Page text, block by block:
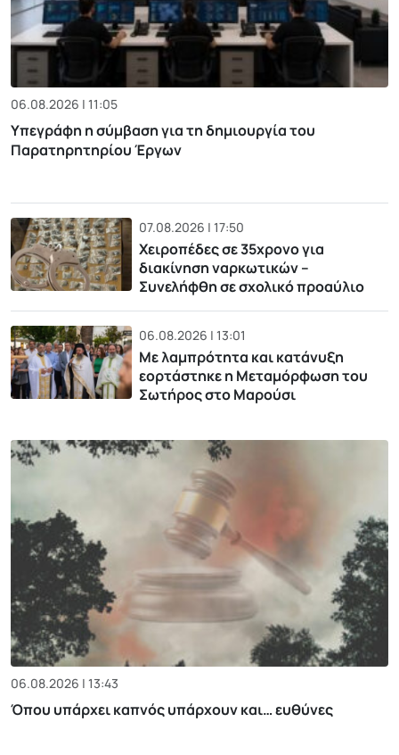
06.08.2026 | 11:05
Υπεγράφη η σύμβαση για τη δημιουργία του
Παρατηρητηρίου Έργων
07.08.2026 | 17:50
Χειροπέδες σε 35χρονο για
διακίνηση ναρκωτικών –
Συνελήφθη σε σχολικό προαύλιο
06.08.2026 | 13:01
Με λαμπρότητα και κατάνυξη
εορτάστηκε η Μεταμόρφωση του
Σωτήρος στο Μαρούσι
06.08.2026 | 13:43
Όπου υπάρχει καπνός υπάρχουν και… ευθύνες